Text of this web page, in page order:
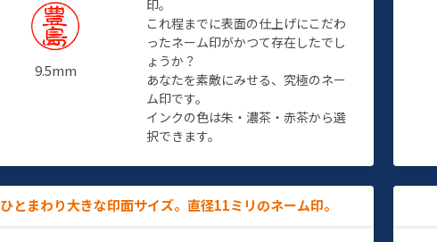
9.5mm
印。
これ程までに表面の仕上げにこだわ
ったネーム印がかつて存在したでし
ょうか？
あなたを素敵にみせる、究極のネー
ム印です。
インクの色は朱・濃茶・赤茶から選
択できます。
ひとまわり大きな印面サイズ。直径11ミリのネーム印。